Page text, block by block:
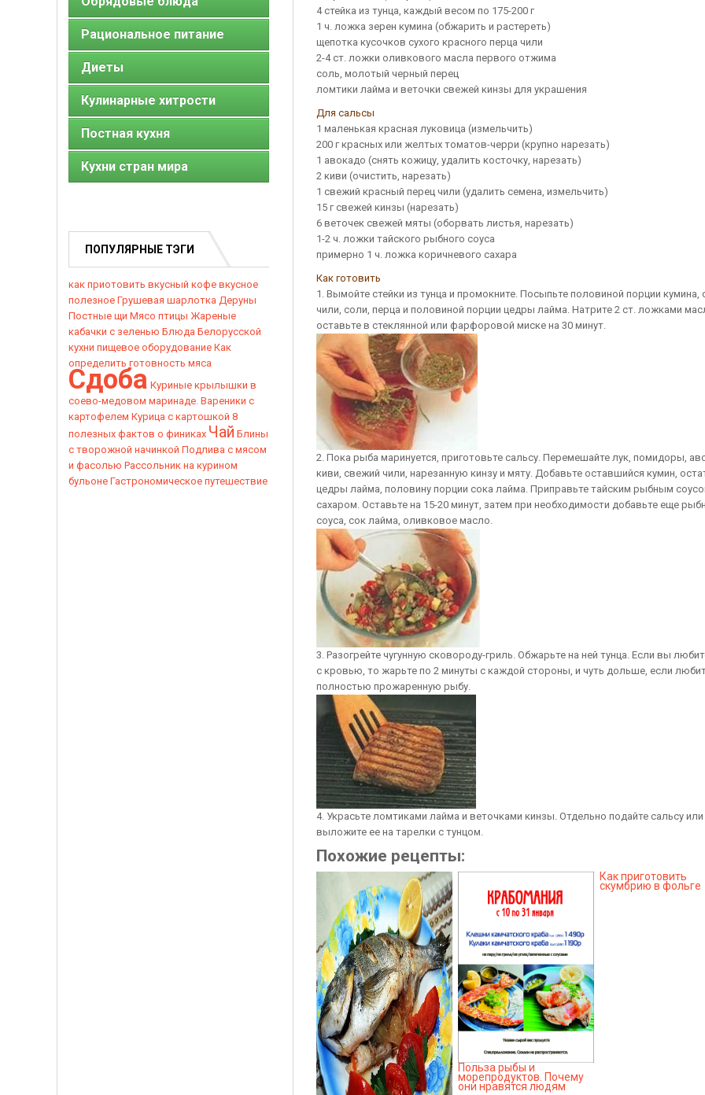
Рациональное питание
Диеты
Кулинарные хитрости
Постная кухня
Кухни стран мира
ПОПУЛЯРНЫЕ ТЭГИ
как приотовить вкусный кофе вкусное
полезное Грушевая шарлотка Деруны
Постные щи Мясо птицы Жареные
кабачки с зеленью Блюда Белорусской
кухни пищевое оборудование Как
определить готовность мяса
Сдоба Куриные крылышки в
соево-медовом маринаде. Вареники с
картофелем Курица с картошкой 8
полезных фактов о финиках Чай Блины
с творожной начинкой Подлива с мясом
и фасолью Рассольник на курином
бульоне Гастрономическое путешествие
4 стейка из тунца, каждый весом по 175-200 г
1 ч. ложка зерен кумина (обжарить и растереть)
щепотка кусочков сухого красного перца чили
2-4 ст. ложки оливкового масла первого отжима
соль, молотый черный перец
ломтики лайма и веточки свежей кинзы для украшения
Для сальсы
1 маленькая красная луковица (измельчить)
200 г красных или желтых томатов-черри (крупно нарезать)
1 авокадо (снять кожицу, удалить косточку, нарезать)
2 киви (очистить, нарезать)
1 свежий красный перец чили (удалить семена, измельчить)
15 г свежей кинзы (нарезать)
6 веточек свежей мяты (оборвать листья, нарезать)
1-2 ч. ложки тайского рыбного соуса
примерно 1 ч. ложка коричневого сахара
Как готовить
1. Вымойте стейки из тунца и промокните. Посыпьте половиной порции кумина,
чили, соли, перца и половиной порции цедры лайма. Натрите 2 ст. ложками
оставьте в стеклянной или фарфоровой миске на 30 минут.
2. Пока рыба маринуется, приготовьте сальсу. Перемешайте лук, помидоры,
киви, свежий чили, нарезанную кинзу и мяту. Добавьте оставшийся кумин,
цедры лайма, половину порции сока лайма. Приправьте тайским рыбным
сахаром. Оставьте на 15-20 минут, затем при необходимости добавьте еще
соуса, сок лайма, оливковое масло.
3. Разогрейте чугунную сковороду-гриль. Обжарьте на ней тунца. Если вы
с кровью, то жарьте по 2 минуты с каждой стороны, и чуть дольше, если
полностью прожаренную рыбу.
4. Украсьте ломтиками лайма и веточками кинзы. Отдельно подайте сальсу или
выложите ее на тарелки с тунцом.
Похожие рецепты:
Польза рыбы и
морепродуктов. Почему
они нравятся людям
Как приготовить
скумбрию в фольге